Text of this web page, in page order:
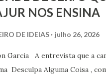
NOS ENSINA
DE IDEIAS julho 26, 2026
Garcia A entrevista que a
Desculpa Alguma Coisa ,